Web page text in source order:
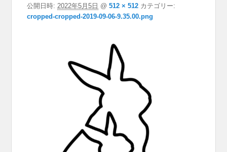
公開日時: 2022年5月5日 @512 × 512 カテゴリー:
cropped-cropped-2019-09-06-9.35.00.png